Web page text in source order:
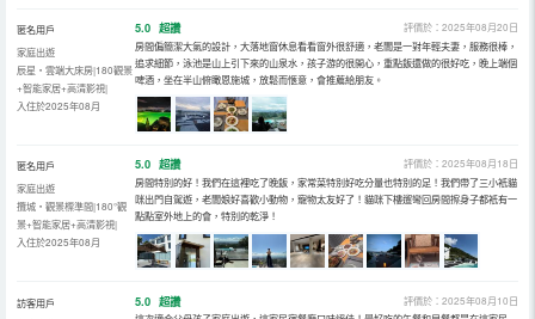
匿名用戶
家庭出遊
辰星・雲端大床房|180觀景
+智能家居+高清影視|
入住於2025年08月
5.0 超讚
評價於：2025年08月20日
房間偏簡潔大氣的設計，大落地窗休息看看窗外很舒適，老闆是一對年輕夫妻，服務很棒，
追求細節，泳池是山上引下來的山泉水，孩子游的很開心，重點飯還做的很好吃，晚上端個
啤酒，坐在半山俯瞰恩施城，放鬆而愜意，會推薦給朋友。
匿名用戶
家庭出遊
攬城・觀景標準間|180°觀
景+智能家居+高清影視|
入住於2025年08月
5.0 超讚
評價於：2025年08月18日
房間特別的好！我們在這裡吃了晚飯，家常菜特別好吃分量也特別的足！我們帶了三小衹貓
咪出門自駕遊，老闆娘好喜歡小動物，寵物太友好了！貓咪下樓遛彎回房間擦身子都衹有一
點點室外地上的會，特別的乾淨！
訪客用戶
5.0 超讚
評價於：2025年08月10日